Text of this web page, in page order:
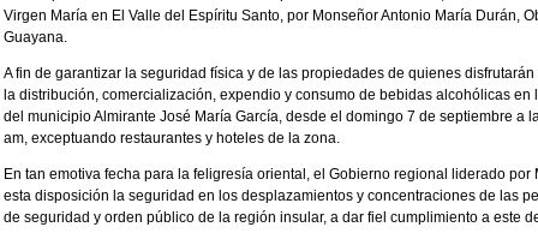
Virgen María en El Valle del Espíritu Santo, por Monseñor Antonio María Durán,
Guayana.
A fin de garantizar la seguridad física y de las propiedades de quienes
la distribución, comercialización, expendio y consumo de bebidas alcohólicas en
del municipio Almirante José María García, desde el domingo 7 de septiembre a
am, exceptuando restaurantes y hoteles de la zona.
En tan emotiva fecha para la feligresía oriental, el Gobierno regional liderado
esta disposición la seguridad en los desplazamientos y concentraciones de las
de seguridad y orden público de la región insular, a dar fiel cumplimiento a este